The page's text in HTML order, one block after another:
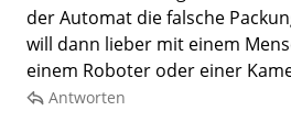
der Automat die falsche
will dann lieber mit einem
einem Roboter oder einer
Antworten